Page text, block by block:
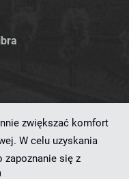
zwiększać komfort
W celu uzyskania
zapoznanie się z